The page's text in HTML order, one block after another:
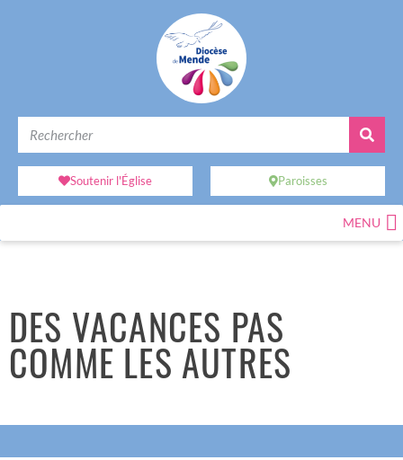
Soutenir l'Église Paroisses
MENU
DES VACANCES PAS
COMME LES AUTRES